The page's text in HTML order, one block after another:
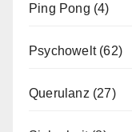
Ping Pong (4)
Psychowelt(62)
Querulanz (27)